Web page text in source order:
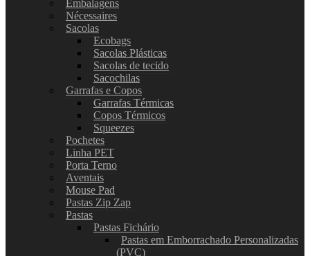
Embalagens
Nécessaires
Sacolas
Ecobags
Sacolas Plásticas
Sacolas de tecido
Sacochilas
Garrafas e Copos
Garrafas Térmicas
Copos Térmicos
Squeezes
Pochetes
Linha PET
Porta Terno
Aventais
Mouse Pad
Pastas Zip Zap
Pastas
Pastas Fichário
Pastas em Emborrachado Personalizadas
(PVC)